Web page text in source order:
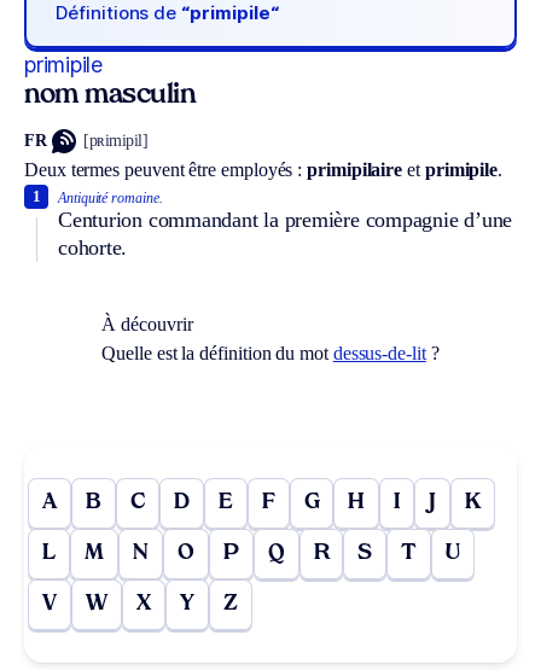
Définitions de “primipile“
primipile
nom masculin
FR [pʀimipil]
Deux termes peuvent être employés :primipilaire et primipile.
Antiquité romaine.
Centurion commandant la première compagnie d’une
cohorte.
1
À découvrir
Quelle est la définition du mot dessus-de-lit?
A B C D E F G H I J K
L M N O P Q R S T U
V W X Y Z